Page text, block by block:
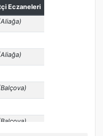
bağlarını